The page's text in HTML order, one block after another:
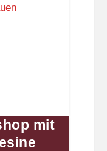
mit